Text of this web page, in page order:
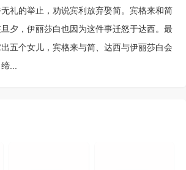
礼的举止，劝说宾利放弃娶简。宾格来和简
夕，伊丽莎白也因为这件事迁怒于达西。最
五个女儿，宾格来与简、达西与伊丽莎白会
...